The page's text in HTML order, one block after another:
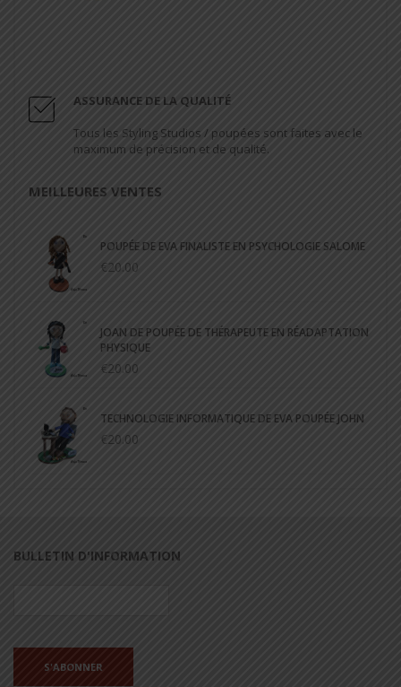
ASSURANCE DE LA QUALITÉ
Tous les Styling Studios / poupées sont faites avec le
maximum de précision et de qualité.
MEILLEURES VENTES
POUPÉE DE EVA FINALISTE EN PSYCHOLOGIE SALOME
€20.00
JOAN DE POUPÉE DE THÉRAPEUTE EN RÉADAPTATION
PHYSIQUE
€20.00
TECHNOLOGIE INFORMATIQUE DE EVA POUPÉE JOHN
€20.00
BULLETIN D'INFORMATION